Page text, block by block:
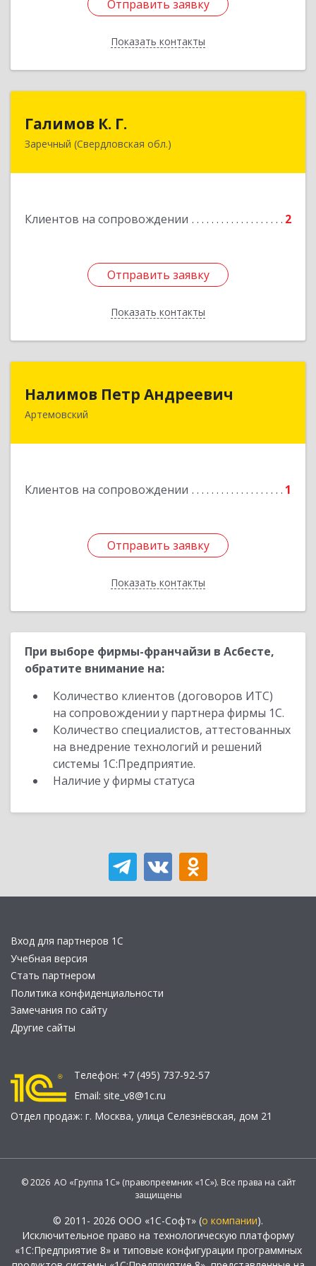
Отправить заявку
Показать контакты
Отправить заявку
Назад
Галимов К. Г.
Заречный (Свердловская обл.)
Клиентов на сопровождении 2
Отправить заявку
Показать контакты
Свердловская обл, г. Заречный, ул. Кузнецова,
Отправить заявку
Назад
Налимов Петр Андреевич
Артемовский
Клиентов на сопровождении 1
Отправить заявку
Показать контакты
623780, Свердловская обл, Артемовский г,
Отправить заявку
Назад
При выборе фирмы-франчайзи в Асбесте,
обратите внимание на:
Количество клиентов (договоров ИТС)
на сопровождении у партнера фирмы 1С.
Количество специалистов, аттестованных
на внедрение технологий и решений
системы 1С:Предприятие.
Наличие у фирмы статуса
Вход для партнеров 1С
Учебная версия
Стать партнером
Политика конфиденциальности
Замечания по сайту
Другие сайты
Телефон: +7 (495) 737-92-57
Email: site_v8@1c.ru
Отдел продаж: г. Москва, улица Селезнёвская, дом 21
© 2026 АО «Группа 1С» (правопреемник «1С»). Все права на сайт
защищены
© 2011- 2026 ООО «1С-Софт» (о компании).
Исключительное право на технологическую платформу
«1С:Предприятие 8» и типовые конфигурации программных